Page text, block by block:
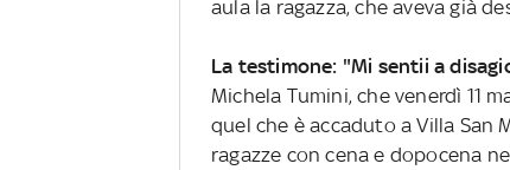
aula la ragazza, che aveva già
La testimone: "Mi sentii a
Michela Tumini, che venerdì 11
quel che è accaduto a Villa San
ragazze con cena e dopocena